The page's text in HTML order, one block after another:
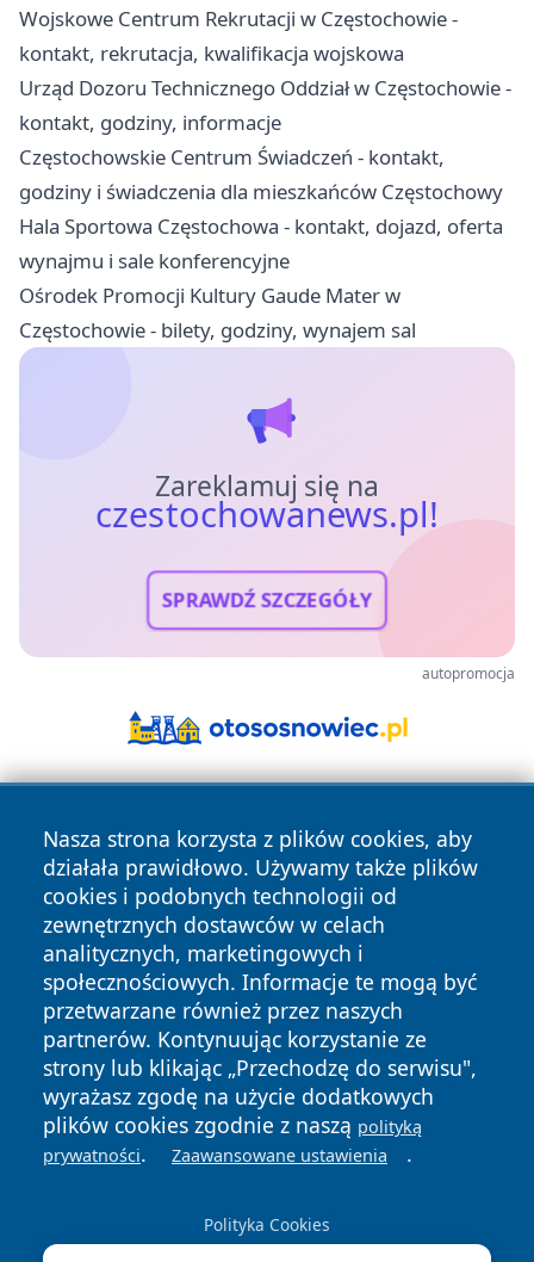
Wojskowe Centrum Rekrutacji w Częstochowie -
kontakt, rekrutacja, kwalifikacja wojskowa
Urząd Dozoru Technicznego Oddział w Częstochowie -
kontakt, godziny, informacje
Częstochowskie Centrum Świadczeń - kontakt,
godziny i świadczenia dla mieszkańców Częstochowy
Hala Sportowa Częstochowa - kontakt, dojazd, oferta
wynajmu i sale konferencyjne
Ośrodek Promocji Kultury Gaude Mater w
Częstochowie - bilety, godziny, wynajem sal
Zareklamuj się na
czestochowanews.pl!
SPRAWDŹ SZCZEGÓŁY
autopromocja
Nasza strona korzysta z plików cookies, aby
działała prawidłowo. Używamy także plików
cookies i podobnych technologii od
zewnętrznych dostawców w celach
analitycznych, marketingowych i
społecznościowych. Informacje te mogą być
przetwarzane również przez naszych
partnerów. Kontynuując korzystanie ze
strony lub klikając „Przechodzę do serwisu",
wyrażasz zgodę na użycie dodatkowych
plików cookies zgodnie z naszą polityką
prywatności. Zaawansowane ustawienia .
Polityka Cookies
Copyright © 2026 czestochowanews.pl Wszystkie prawa
zastrzeżone.
News Autorzy
Polityka
Prywatności
Polityka
Cookies
cześć